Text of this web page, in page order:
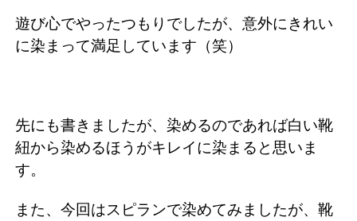
遊び心でやったつもりでしたが、意外にきれい
に染まって満足しています（笑）
先にも書きましたが、染めるのであれば白い靴
紐から染めるほうがキレイに染まると思いま
す。
また、今回はスピランで染めてみましたが、靴